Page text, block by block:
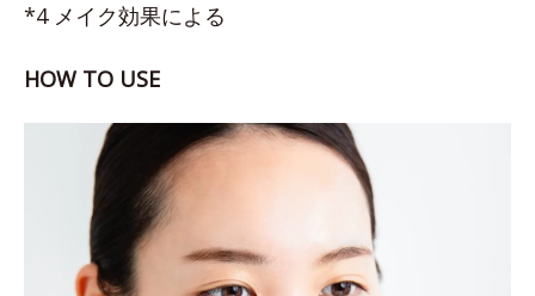
*4 メイク効果による
HOW TO USE